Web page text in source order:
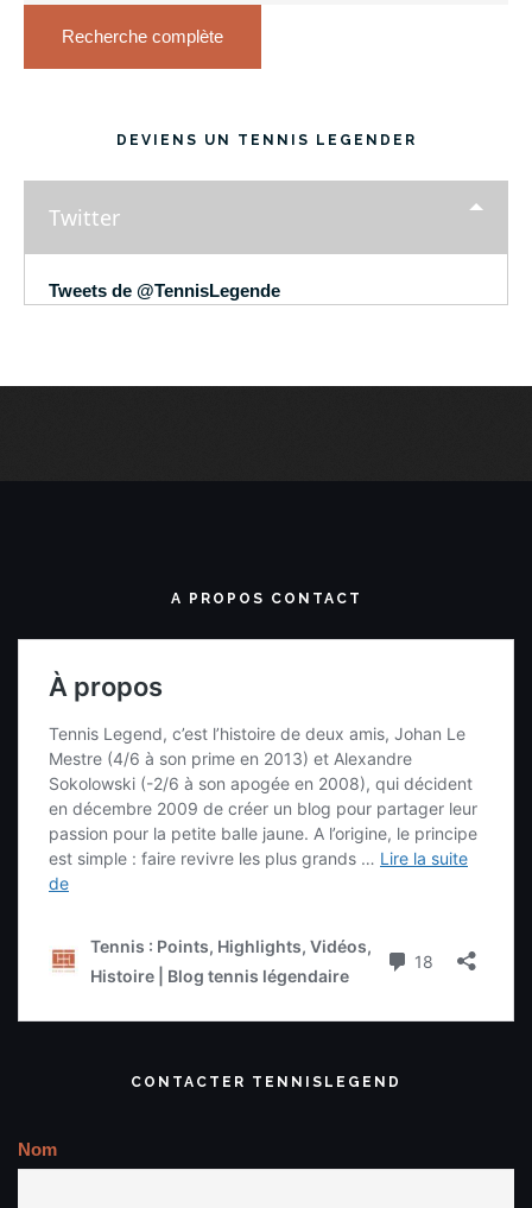
Recherche complète
DEVIENS UN TENNIS LEGENDER
Twitter
Tweets de @TennisLegende
A PROPOS CONTACT
CONTACTER TENNISLEGEND
Nom